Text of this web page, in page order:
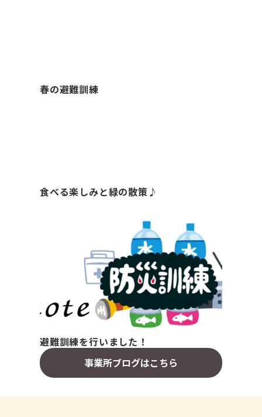
春の避難訓練
食べる楽しみと緑の散策♪
避難訓練を行いました！
事業所ブログはこちら